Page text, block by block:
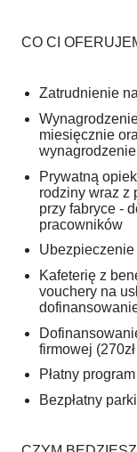
CO CI
Zatrudnienie
miesięcznie
wynagrodzenie
Prywatną
rodziny wraz z
przy fabryce -
pracowników
Kafeterię z
vouchery na
firmowej
Płatny
Bezpłatny